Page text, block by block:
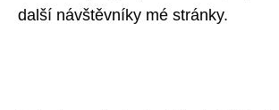
další návštěvníky mé stránky.